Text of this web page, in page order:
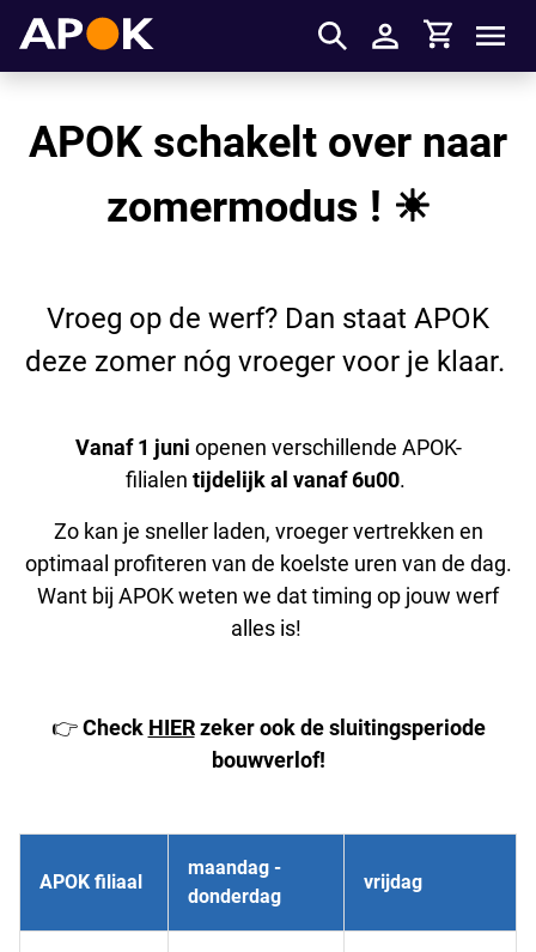
Inloggen
Winkelmandje
APOK schakelt over naar
zomermodus ! ☀
Vroeg op de werf? Dan staat APOK
deze zomer nóg vroeger voor je klaar.
Vanaf 1 juni openen verschillende APOK-
filialen tijdelijk al vanaf 6u00.
Zo kan je sneller laden, vroeger vertrekken en
optimaal profiteren van de koelste uren van de dag.
Want bij APOK weten we dat timing op jouw werf
alles is!
👉Check HIERzeker ook de sluitingsperiode
bouwverlof!
APOK filiaal
maandag -
donderdag
vrijdag